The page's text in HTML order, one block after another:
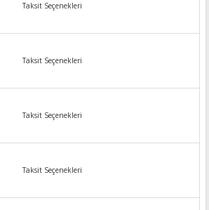
Taksit Seçenekleri
Taksit Seçenekleri
Taksit Seçenekleri
Taksit Seçenekleri